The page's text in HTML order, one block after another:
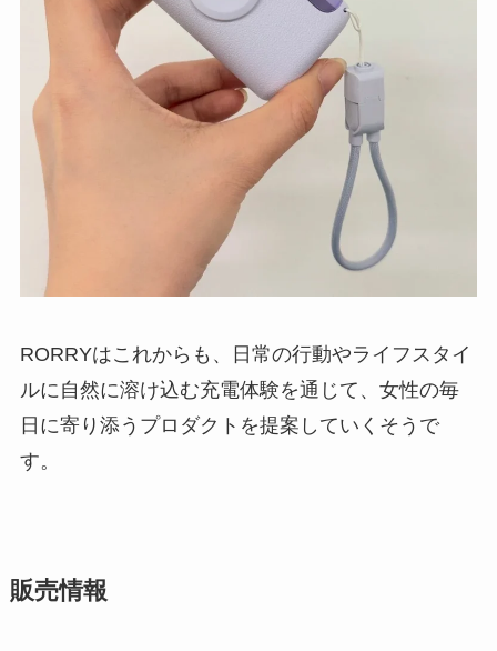
RORRYはこれからも、日常の行動やライフスタイ
ルに自然に溶け込む充電体験を通じて、女性の毎
日に寄り添うプロダクトを提案していくそうで
す。
販売情報